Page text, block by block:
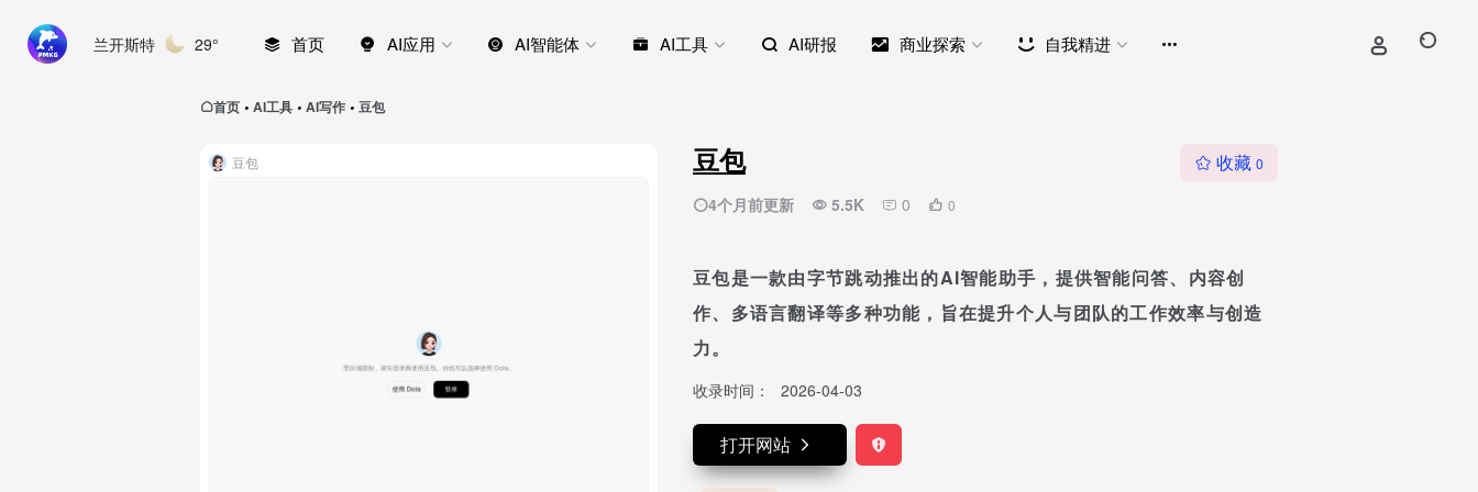
兰开斯特 29° 首页 AI应用 AI智能体 AI工具 AI研报 商业探索 自我精进
首页 • AI工具 • AI写作 • 豆包
豆包
4个月前更新 5.5K 0 0
收藏 0
豆包是一款由字节跳动推出的AI智能助手，提供智能问答、内容创
作、多语言翻译等多种功能，旨在提升个人与团队的工作效率与创造
力。
收录时间： 2026-04-03
打开网站
豆包